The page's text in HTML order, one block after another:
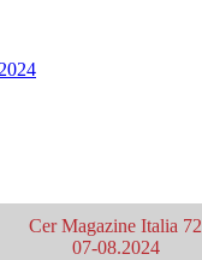
Cer Magazine Italia 72
07-08.2024